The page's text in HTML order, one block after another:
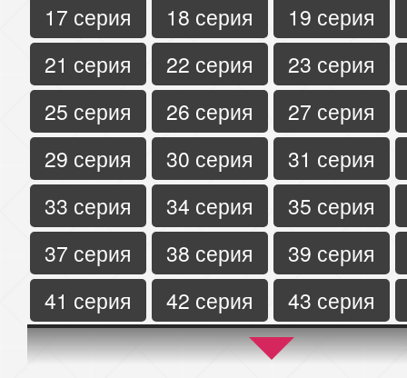
17 серия
18 серия
19 серия
21 серия
22 серия
23 серия
25 серия
26 серия
27 серия
29 серия
30 серия
31 серия
33 серия
34 серия
35 серия
37 серия
38 серия
39 серия
41 серия
42 серия
43 серия
45 серия
46 серия
47 серия